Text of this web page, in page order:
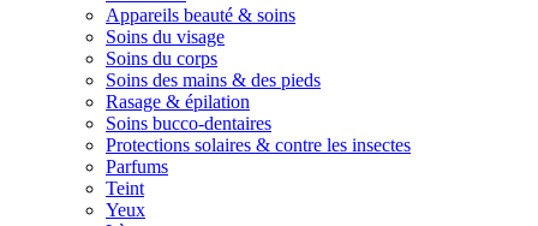
Appareils beauté & soins
Soins du visage
Soins du corps
Soins des mains & des pieds
Rasage & épilation
Soins bucco-dentaires
Protections solaires & contre les insectes
Parfums
Teint
Yeux